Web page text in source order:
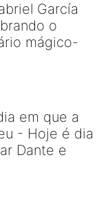
García
o
mágico-
em que a
- Hoje é dia
Dante e